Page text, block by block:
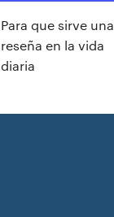
Para que sirve una
reseña en la vida
diaria